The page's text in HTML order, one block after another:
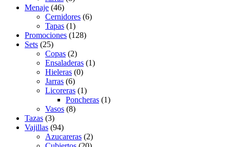
Menaje (46)
Cernidores (6)
Tapas (1)
Promociones (128)
Sets (25)
Copas (2)
Ensaladeras (1)
Hieleras (0)
Jarras (6)
Licoreras (1)
Poncheras (1)
Vasos (8)
Tazas (3)
Vajillas (94)
Azucareras (2)